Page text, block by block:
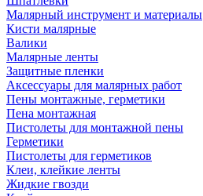
Малярный инструмент и материалы
Кисти малярные
Валики
Малярные ленты
Защитные пленки
Аксессуары для малярных работ
Пены монтажные, герметики
Пена монтажная
Пистолеты для монтажной пены
Герметики
Пистолеты для герметиков
Клеи, клейкие ленты
Жидкие гвозди